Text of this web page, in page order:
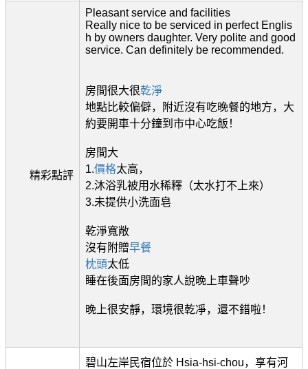
精彩點評
Pleasant service and facilities
Really nice to be serviced in perfect Englis
h by owners daughter. Very polite and good
service. Can definitely be recommended.
房間很大很乾淨
地點比較偏僻，附近沒有吃晚餐的地方，大
約要開車十分鐘到市中心吃飯！
房間大
1.價格太高，
2.沐浴乳被用水稀釋（太水打不上來）
3.未提供小洗面皂
乾淨寬敞
沒有附贈早餐
枕頭太低
睡在後面房間的家人說晚上車聲吵
晚上很安靜，環境很乾凈，還不錯啦！
碧山左岸民宿位於 Hsia-hsi-chou，享有河